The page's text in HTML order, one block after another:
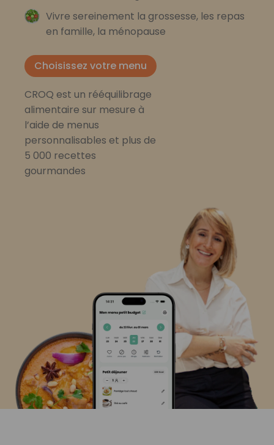
Vivre sereinement la grossesse, les repas
en famille, la ménopause
Choisissez votre menu
CROQ est un rééquilibrage
alimentaire sur mesure à
l’aide de menus
personnalisables et plus de
5 000 recettes
gourmandes